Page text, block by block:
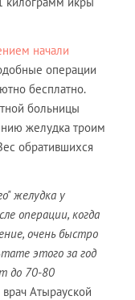
начали
операции
бесплатно.
больницы
желудка троим
обратившихся
желудка у
операции, когда
очень быстро
этого за год
до 70-80
Атырауской